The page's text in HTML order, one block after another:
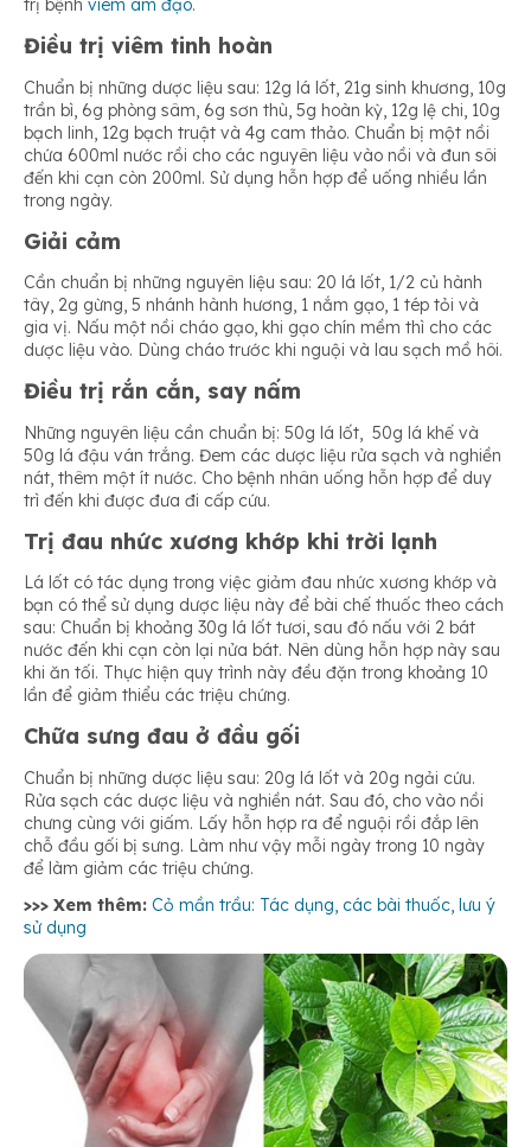
trị bệnh viêm âm đạo.
Điều trị viêm tinh hoàn
Chuẩn bị những dược liệu sau: 12g lá lốt, 21g sinh khương, 10g
trần bì, 6g phòng sâm, 6g sơn thù, 5g hoàn kỳ, 12g lệ chi, 10g
bạch linh, 12g bạch truật và 4g cam thảo. Chuẩn bị một nồi
chứa 600ml nước rồi cho các nguyên liệu vào nồi và đun sôi
đến khi cạn còn 200ml. Sử dụng hỗn hợp để uống nhiều lần
trong ngày.
Giải cảm
Cần chuẩn bị những nguyên liệu sau: 20 lá lốt, 1/2 củ hành
tây, 2g gừng, 5 nhánh hành hương, 1 nắm gạo, 1 tép tỏi và
gia vị. Nấu một nồi cháo gạo, khi gạo chín mềm thì cho các
dược liệu vào. Dùng cháo trước khi nguội và lau sạch mồ hôi.
Điều trị rắn cắn, say nấm
Những nguyên liệu cần chuẩn bị: 50g lá lốt, 50g lá khế và
50g lá đậu ván trắng. Đem các dược liệu rửa sạch và nghiền
nát, thêm một ít nước. Cho bệnh nhân uống hỗn hợp để duy
trì đến khi được đưa đi cấp cứu.
Trị đau nhức xương khớp khi trời lạnh
Lá lốt có tác dụng trong việc giảm đau nhức xương khớp và
bạn có thể sử dụng dược liệu này để bài chế thuốc theo cách
sau: Chuẩn bị khoảng 30g lá lốt tươi, sau đó nấu với 2 bát
nước đến khi cạn còn lại nửa bát. Nên dùng hỗn hợp này sau
khi ăn tối. Thực hiện quy trình này đều đặn trong khoảng 10
lần để giảm thiểu các triệu chứng.
Chữa sưng đau ở đầu gối
Chuẩn bị những dược liệu sau: 20g lá lốt và 20g ngải cứu.
Rửa sạch các dược liệu và nghiền nát. Sau đó, cho vào nồi
chưng cùng với giấm. Lấy hỗn hợp ra để nguội rồi đắp lên
chỗ đầu gối bị sưng. Làm như vậy mỗi ngày trong 10 ngày
để làm giảm các triệu chứng.
>>> Xem thêm: Cỏ mần trầu: Tác dụng, các bài thuốc, lưu ý
sử dụng